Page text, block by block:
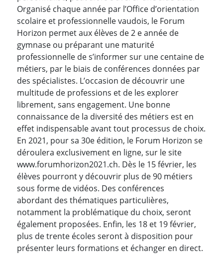
Organisé chaque année par l’Office d’orientation
scolaire et professionnelle vaudois, le Forum
Horizon permet aux élèves de 2 e année de
gymnase ou préparant une maturité
professionnelle de s’informer sur une centaine de
métiers, par le biais de conférences données par
des spécialistes. L’occasion de découvrir une
multitude de professions et de les explorer
librement, sans engagement. Une bonne
connaissance de la diversité des métiers est en
effet indispensable avant tout processus de choix.
En 2021, pour sa 30e édition, le Forum Horizon se
déroulera exclusivement en ligne, sur le site
www.forumhorizon2021.ch. Dès le 15 février, les
élèves pourront y découvrir plus de 90 métiers
sous forme de vidéos. Des conférences
abordant des thématiques particulières,
notamment la problématique du choix, seront
également proposées. Enfin, les 18 et 19 février,
plus de trente écoles seront à disposition pour
présenter leurs formations et échanger en direct.